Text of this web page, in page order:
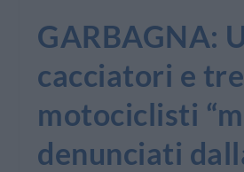
GARBAGNA:
cacciatori e tre
motociclisti
denunciati